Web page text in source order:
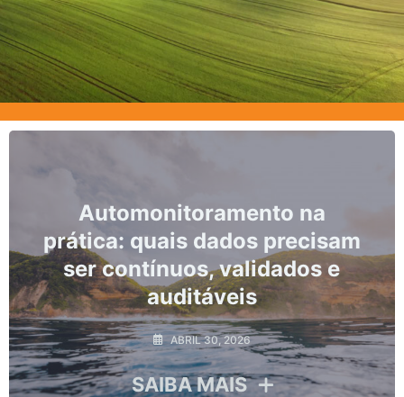
na
dados precisam
validados e
auditáveis
ABRIL 30, 2026
MAIS
Marcos,
não